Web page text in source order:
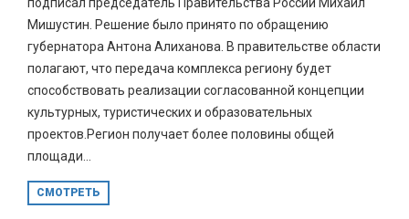
Мишустин. Решение было принято по обращению
губернатора Антона Алиханова. В правительстве области
полагают, что передача комплекса региону будет
способствовать реализации согласованной концепции
культурных, туристических и образовательных
проектов.Регион получает более половины общей
площади...
СМОТРЕТЬ